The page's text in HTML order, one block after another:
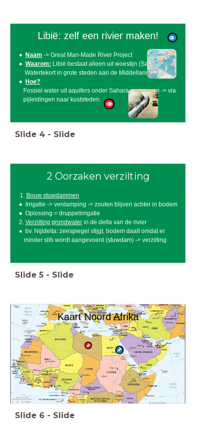
Libië: zelf een rivier maken!
Naam -> Great Man-Made River Project
Waarom: Libië bestaat alleen uit woestijn (Sahara)
Watertekort in grote steden aan de Middellandse Zee
Hoe?
Fossiel water uit aquifers onder Sahara oppompen -> via
pijleidingen naar kuststeden.
Slide 4 - Slide
2 Oorzaken verzilting
Bouw stuwdammen
Irrigatie -> verdamping -> zouten blijven achter in bodem
Oplossing = druppelirrigatie
2. Verzilting grondwaterin de delta van de rivier
bv. Nijldelta: zeespiegel stijgt, bodem daalt omdat er
minder slib wordt aangevoerd (stuwdam) -> verzilting
Slide 5 - Slide
Kaart Noord Afrika
Slide 6 - Slide